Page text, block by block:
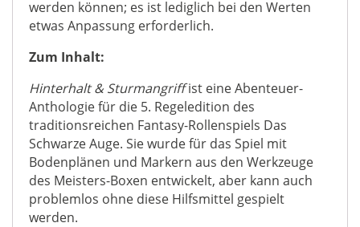
werden können; es ist lediglich bei den Werten
etwas Anpassung erforderlich.
Zum Inhalt:
Hinterhalt & Sturmangriffist eine Abenteuer-
Anthologie für die 5. Regeledition des
traditionsreichen Fantasy-Rollenspiels Das
Schwarze Auge. Sie wurde für das Spiel mit
Bodenplänen und Markern aus den Werkzeuge
des Meisters-Boxen entwickelt, aber kann auch
problemlos ohne diese Hilfsmittel gespielt
werden.